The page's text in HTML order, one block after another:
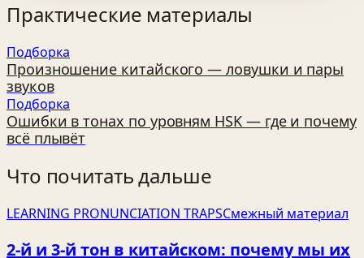
Практические материалы
Подборка
Произношение китайского — ловушки и пары
звуков
Подборка
Ошибки в тонах по уровням HSK — где и почему
всё плывёт
Что почитать дальше
LEARNING PRONUNCIATION TRAPSСмежный материал
2‑й и 3‑й тон в китайском: почему мы их